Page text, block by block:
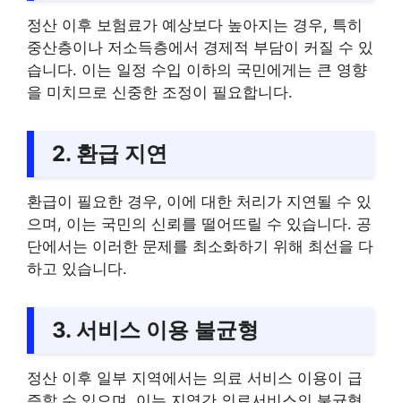
정산 이후 보험료가 예상보다 높아지는 경우, 특히
중산층이나 저소득층에서 경제적 부담이 커질 수 있
습니다. 이는 일정 수입 이하의 국민에게는 큰 영향
을 미치므로 신중한 조정이 필요합니다.
2. 환급 지연
환급이 필요한 경우, 이에 대한 처리가 지연될 수 있
으며, 이는 국민의 신뢰를 떨어뜨릴 수 있습니다. 공
단에서는 이러한 문제를 최소화하기 위해 최선을 다
하고 있습니다.
3. 서비스 이용 불균형
정산 이후 일부 지역에서는 의료 서비스 이용이 급